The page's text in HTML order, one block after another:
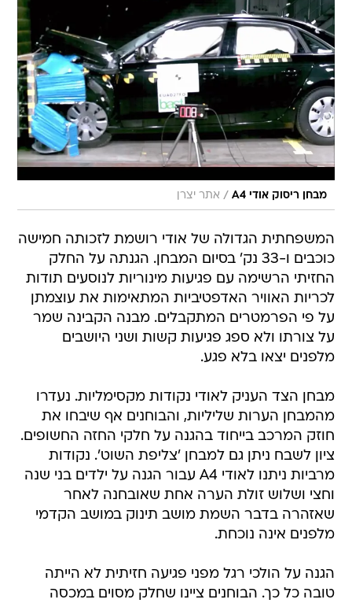
מבחן ריסוק אודי A4 / אתר יצרן
המשפחתית הגדולה של אודי רושמת לזכותה חמישה
כוכבים ו-33 נק' בסיום המבחן. הגנתה על החלק
החזיתי הרשימה עם פגיעות מינוריות לנוסעים תודות
לכריות האוויר האדפטיביות המתאימות את עוצמתן
על פי הפרמטרים המתקבלים. מבנה הקבינה שמר
על צורתו ולא ספג פגיעות קשות ושני היושבים
מלפנים יצאו בלא פגע.
מבחן הצד העניק לאודי נקודות מקסימליות. נעדרו
מהמבחן הערות שליליות, והבוחנים אף שיבחו את
חוזק המרכב בייחוד בהגנה על חלקי החזה החשופים.
ציון לשבח ניתן גם למבחן 'צליפת השוט'. נקודות
מרביות ניתנו לאודי A4 עבור הגנה על ילדים בני שנה
וחצי ושלוש זולת הערה אחת שאובחנה לאחר
שאזהרה בדבר השמת מושב תינוק במושב הקדמי
מלפנים אינה נוכחת.
הגנה על הולכי רגל מפני פגיעה חזיתית לא הייתה
טובה כל כך. הבוחנים ציינו שחלק מסוים במכסה